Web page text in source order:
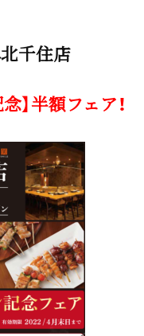
千住店
】半額フェア！